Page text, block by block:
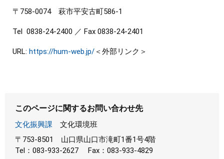
〒758-0074 萩市平安古町586-1
Tel 0838-24-2400 ／ Fax 0838-24-2401
URL: https://hum-web.jp/ ＜外部リンク＞
このページに関するお問い合わせ先
文化振興課
文化環境班
〒753-8501
山口県山口市滝町1番1号4階
Tel：083-933-2627
Fax：083-933-4829